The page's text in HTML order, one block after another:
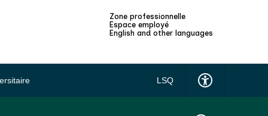
Zone professionnelle
Espace employé
English and other languages
LSQ